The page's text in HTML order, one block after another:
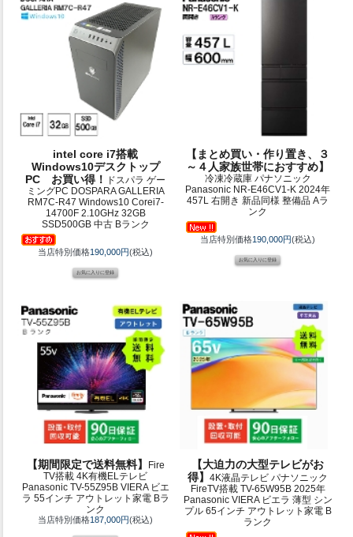
intel core i7搭載
Windows10デスクトップ
PC お買い得！
ドスパラ ゲー
ミングPC DOSPARA GALLERIA
RM7C-R47 Windows10 Corei7-
14700F 2.10GHz 32GB
SSD500GB 中古 Bランク
当店特別価格190,000円(税込)
【まとめ買い・作り置き、３
～４人家族世帯におすすめ】
冷凍冷蔵庫 パナソニック
Panasonic NR-E46CV1-K 2024年
457L 右開き 新品同様 整備品 Aラ
ンク
当店特別価格190,000円(税込)
【期間限定で送料無料】
Fire
TV搭載 4K有機ELテレビ
Panasonic TV-55Z95B VIERA ビエ
ラ 55インチ アウトレット家電 Bラ
ンク
当店特別価格187,000円(税込)
【大迫力の大型テレビがお
得】4K液晶テレビ パナソニック
FireTV搭載 TV-65W95B 2025年
Panasonic VIERA ビエラ 薄型 シン
プル 65インチ アウトレット家電 B
ランク